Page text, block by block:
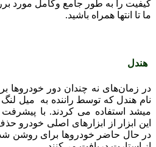
کیفیت را به طور جامع وکامل مورد
ما تا انتها همراه باشید.
هندل
در زمان‌های نه چندان دور خودروها
نام هندل که توسط راننده به میل
میشد استفاده می کردند. با
این ابزار از ابزارهای اصلی خودرو
در حال حاضر خودروها برای روشن